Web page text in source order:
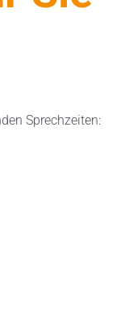
Sprechzeiten: